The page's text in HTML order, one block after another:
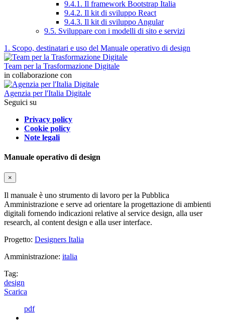
9.4.1. Il framework Bootstrap Italia
9.4.2. Il kit di sviluppo React
9.4.3. Il kit di sviluppo Angular
9.5. Sviluppare con i modelli di sito e servizi
1. Scopo, destinatari e uso del Manuale operativo di design
Team per la Trasformazione Digitale
in collaborazione con
Agenzia per l'Italia Digitale
Seguici su
Privacy policy
Cookie policy
Note legali
Manuale operativo di design
×
Il manuale è uno strumento di lavoro per la Pubblica
Amministrazione e serve ad orientare la progettazione di ambienti
digitali fornendo indicazioni relative al service design, alla user
research, al content design e alla user interface.
Progetto: Designers Italia
Amministrazione: italia
Tag:
design
Scarica
pdf